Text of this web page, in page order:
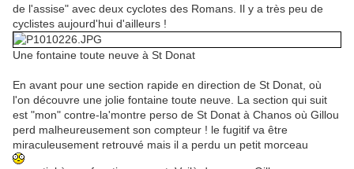
de l'assise" avec deux cyclotes des Romans. Il y a très peu de
cyclistes aujourd'hui d'ailleurs !
Une fontaine toute neuve à St Donat
En avant pour une section rapide en direction de St Donat, où
l'on découvre une jolie fontaine toute neuve. La section qui suit
est "mon" contre-la'montre perso de St Donat à Chanos où Gillou
perd malheureusement son compteur ! le fugitif va être
miraculeusement retrouvé mais il a perdu un petit morceau